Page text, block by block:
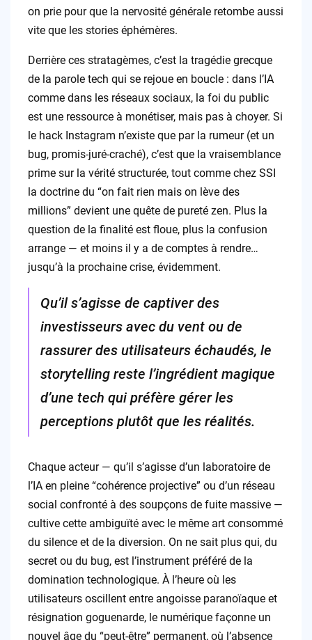
on prie pour que la nervosité générale retombe aussi
vite que les stories éphémères.
Derrière ces stratagèmes, c’est la tragédie grecque
de la parole tech qui se rejoue en boucle : dans l’IA
comme dans les réseaux sociaux, la foi du public
est une ressource à monétiser, mais pas à choyer. Si
le hack Instagram n’existe que par la rumeur (et un
bug, promis-juré-craché), c’est que la vraisemblance
prime sur la vérité structurée, tout comme chez SSI
la doctrine du “on fait rien mais on lève des
millions” devient une quête de pureté zen. Plus la
question de la finalité est floue, plus la confusion
arrange — et moins il y a de comptes à rendre…
jusqu’à la prochaine crise, évidemment.
Qu’il s’agisse de captiver des
investisseurs avec du vent ou de
rassurer des utilisateurs échaudés, le
storytelling reste l’ingrédient magique
d’une tech qui préfère gérer les
perceptions plutôt que les réalités.
Chaque acteur — qu’il s’agisse d’un laboratoire de
l’IA en pleine “cohérence projective” ou d’un réseau
social confronté à des soupçons de fuite massive —
cultive cette ambiguïté avec le même art consommé
du silence et de la diversion. On ne sait plus qui, du
secret ou du bug, est l’instrument préféré de la
domination technologique. À l’heure où les
utilisateurs oscillent entre angoisse paranoïaque et
résignation goguenarde, le numérique façonne un
nouvel âge du “peut-être” permanent, où l’absence